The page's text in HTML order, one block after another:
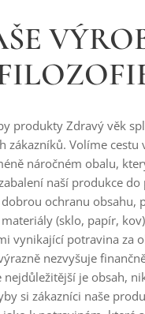
produkty Zdravý věk
zákazníků. Volíme
náročném obalu,
naší produkce
ochranu obsahu,
(sklo, papír,
vynikající potravina za
nezvyšuje
nejdůležitější je obsah,
si zákazníci naše